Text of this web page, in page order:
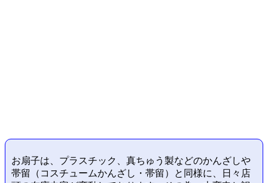
お扇子は、プラスチック、真ちゅう製などのかんざしや
帯留（コスチュームかんざし・帯留）と同様に、日々店